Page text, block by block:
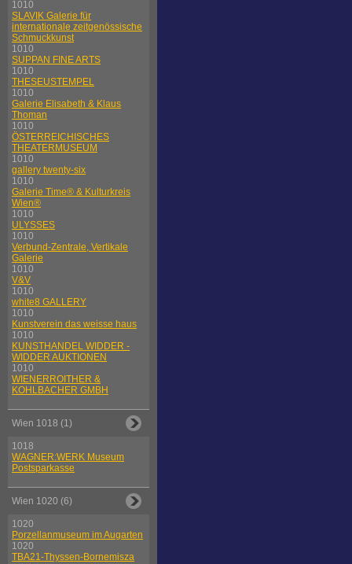
1010
SLAVIK Galerie für
internationale zeitgenössische
Schmuckkunst
1010
SUPPAN FINE ARTS
1010
THESEUSTEMPEL
1010
Galerie Elisabeth & Klaus
Thoman
1010
ÖSTERREICHISCHES
THEATERMUSEUM
1010
gallery twenty-six
1010
Galerie Time® & Kulturkreis
Wien®
1010
ULYSSES
1010
Verbund-Zentrale, Vertikale
Galerie
1010
V&V
1010
white8 GALLERY
1010
Kunstverein das weisse haus
1010
KUNSTHANDEL WIDDER -
WIDDER AUKTIONEN
1010
WIENERROITHER &
KOHLBACHER GMBH
Wien 1018 (1)
1018
WAGNER:WERK Museum
Postsparkasse
Wien 1020 (6)
1020
Porzellanmuseum im Augarten
1020
TBA21-Thyssen-Bornemisza